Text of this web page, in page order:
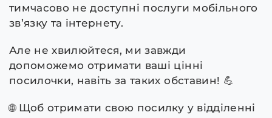
тимчасово не доступні послуги мобільного
зв’язку та інтернету.
Але не хвилюйтеся, ми завжди
допоможемо отримати ваші цінні
посилочки, навіть за таких обставин! 💪
🌐 Щоб отримати свою посилку у відділенні